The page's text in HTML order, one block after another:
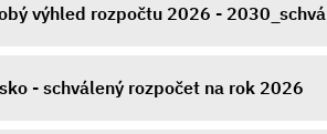
výhled rozpočtu 2026 -
- schválený rozpočet na rok 2026